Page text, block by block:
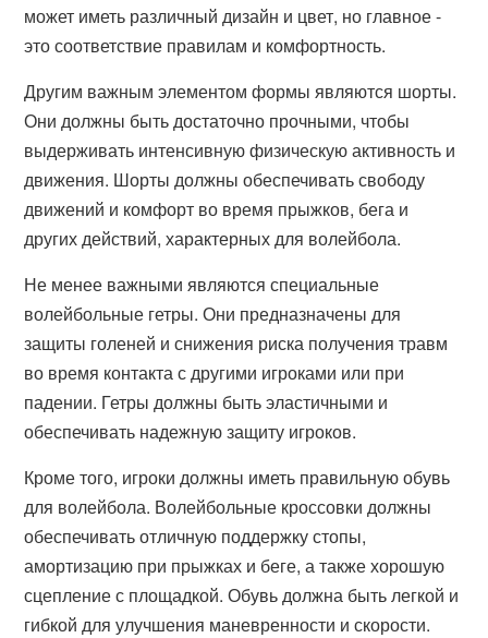
может иметь различный дизайн и цвет, но главное -
это соответствие правилам и комфортность.
Другим важным элементом формы являются шорты.
Они должны быть достаточно прочными, чтобы
выдерживать интенсивную физическую активность и
движения. Шорты должны обеспечивать свободу
движений и комфорт во время прыжков, бега и
других действий, характерных для волейбола.
Не менее важными являются специальные
волейбольные гетры. Они предназначены для
защиты голеней и снижения риска получения травм
во время контакта с другими игроками или при
падении. Гетры должны быть эластичными и
обеспечивать надежную защиту игроков.
Кроме того, игроки должны иметь правильную обувь
для волейбола. Волейбольные кроссовки должны
обеспечивать отличную поддержку стопы,
амортизацию при прыжках и беге, а также хорошую
сцепление с площадкой. Обувь должна быть легкой и
гибкой для улучшения маневренности и скорости.